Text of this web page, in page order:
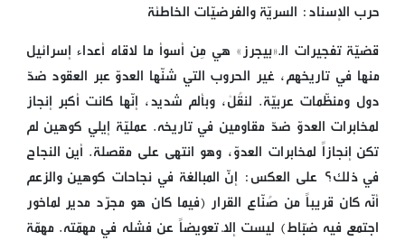
حرب الإسناد: السريّة والفرضيّات الخاطئة
قضيّة تفجيرات الـ«بيجرز» هي مِن أسوأ ما لاقاه أعداء إسرائيل
منها في تاريخهم، غير الحروب التي شنّها العدوّ عبر العقود ضدّ
دول ومنظّمات عربيّة. لنقُلْ، وبألم شديد، إنّها كانت أكبر إنجاز
لمخابرات العدوّ ضدّ مقاومين في تاريخه. عمليّة إيلي كوهين لم
تكن إنجازاً لمخابرات العدوّ، وهو انتهى على مقصلة. أين النجاح
في ذلك؟ على العكس: إنّ المبالغة في نجاحات كوهين والزعم
أنّه كان قريباً من صُنّاع القرار (فيما كان هو مجرّد مدير لماخور
اجتمع فيه ضبّاط) ليست إلّا تعويضاً عن فشله في مهمّته. مهمّة